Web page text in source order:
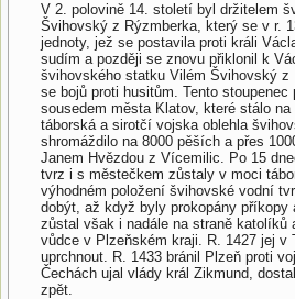
V 2. polovině 14. století byl držitelem
Švihovský z Rýzmberka, který se v r.
jednoty, jež se postavila proti králi
sudím a později se znovu přiklonil k
švihovského statku Vilém Švihovský
se bojů proti husitům. Tento
sousedem města Klatov, které stálo
táborská a sirotčí vojska oblehla
shromáždilo na 8000 pěších a přes
Janem Hvězdou z Vícemilic. Po 15
tvrz i s městečkem zůstaly v moci
výhodném položení švihovské vodní
dobýt, až když byly prokopány
zůstal však i nadále na straně katolíků
vůdce v Plzeňském kraji. R. 1427 jej v
uprchnout. R. 1433 bránil Plzeň proti
Čechách ujal vlády král Zikmund,
zpět.